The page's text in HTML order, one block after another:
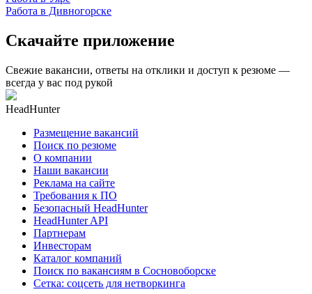
Работа в Дивногорске
Скачайте приложение
Свежие вакансии, ответы на отклики и доступ к резюме —
всегда у вас под рукой
HeadHunter
Размещение вакансий
Поиск по резюме
О компании
Наши вакансии
Реклама на сайте
Требования к ПО
Безопасный HeadHunter
HeadHunter API
Партнерам
Инвесторам
Каталог компаний
Поиск по вакансиям в Сосновоборске
Сетка: соцсеть для нетворкинга